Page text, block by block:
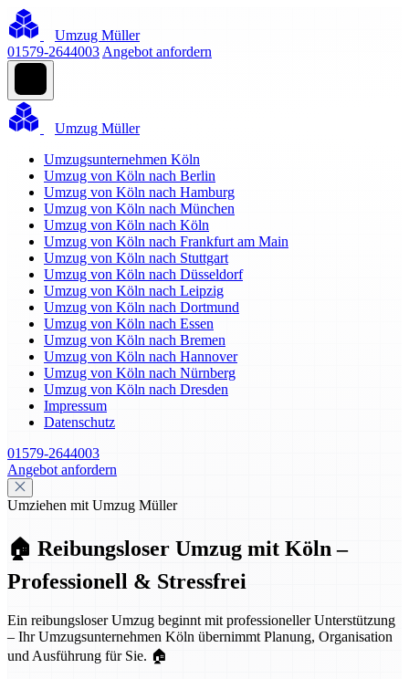
Umzug Müller
01579-2644003 Angebot anfordern
Umzug Müller
Umzugsunternehmen Köln
Umzug von Köln nach Berlin
Umzug von Köln nach Hamburg
Umzug von Köln nach München
Umzug von Köln nach Köln
Umzug von Köln nach Frankfurt am Main
Umzug von Köln nach Stuttgart
Umzug von Köln nach Düsseldorf
Umzug von Köln nach Leipzig
Umzug von Köln nach Dortmund
Umzug von Köln nach Essen
Umzug von Köln nach Bremen
Umzug von Köln nach Hannover
Umzug von Köln nach Nürnberg
Umzug von Köln nach Dresden
Impressum
Datenschutz
01579-2644003
Angebot anfordern
Umziehen mit Umzug Müller
🏠 Reibungsloser Umzug mit Köln –
Professionell & Stressfrei
Ein reibungsloser Umzug beginnt mit professioneller Unterstützung
– Ihr Umzugsunternehmen Köln übernimmt Planung, Organisation
und Ausführung für Sie. 🏠